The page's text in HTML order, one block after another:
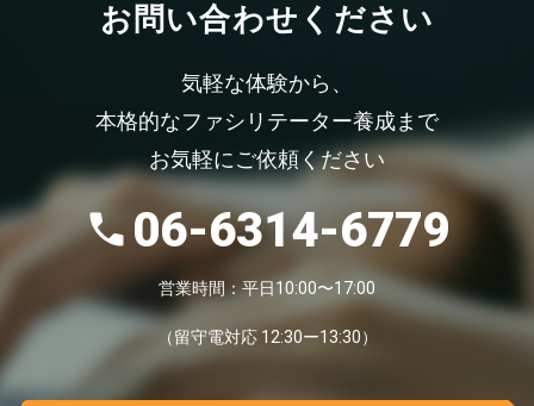
お問い合わせください
気軽な体験から、
本格的なファシリテーター養成まで
お気軽にご依頼ください
06-6314-6779
営業時間：平日10:00〜17:00
（留守電対応 12:30ー13:30）